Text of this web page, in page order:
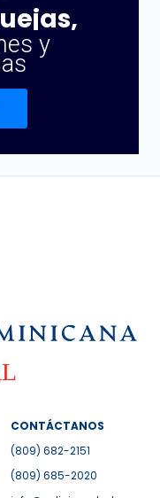
y
CONTÁCTANOS
(809) 682-2151
(809) 685-2020